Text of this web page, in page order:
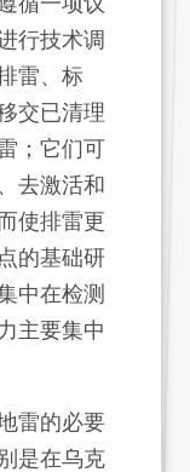
行技术调
雷、标
交已清理
；它们可
去激活和
使排雷更
的基础研
中在检测
主要集中
雷的必要
是在乌克